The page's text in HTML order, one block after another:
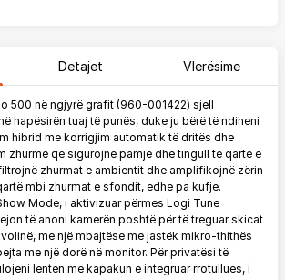
Detajet Vlerësime
500 në ngjyrë grafit (960-001422) sjell
hapësirën tuaj të punës, duke ju bërë të ndiheni
hibrid me korrigjim automatik të dritës dhe
zhurme që sigurojnë pamje dhe tingull të qartë e
zhurmat e ambientit dhe amplifikojnë zërin
mbi zhurmat e sfondit, edhe pa kufje.
Mode, i aktivizuar përmes Logi Tune
të anoni kamerën poshtë për të treguar skicat
me një mbajtëse me jastëk mikro-thithës
me një dorë në monitor. Për privatësi të
lenten me kapakun e integruar rrotullues, i